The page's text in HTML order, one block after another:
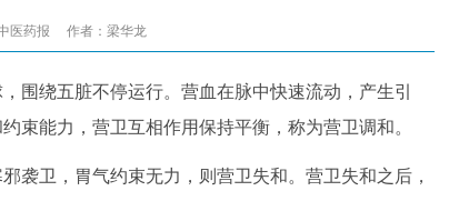
医药报 作者：梁华龙
围绕五脏不停运行。营血在脉中快速流动，产生引
束能力，营卫互相作用保持平衡，称为营卫调和。
袭卫，胃气约束无力，则营卫失和。营卫失和之后，